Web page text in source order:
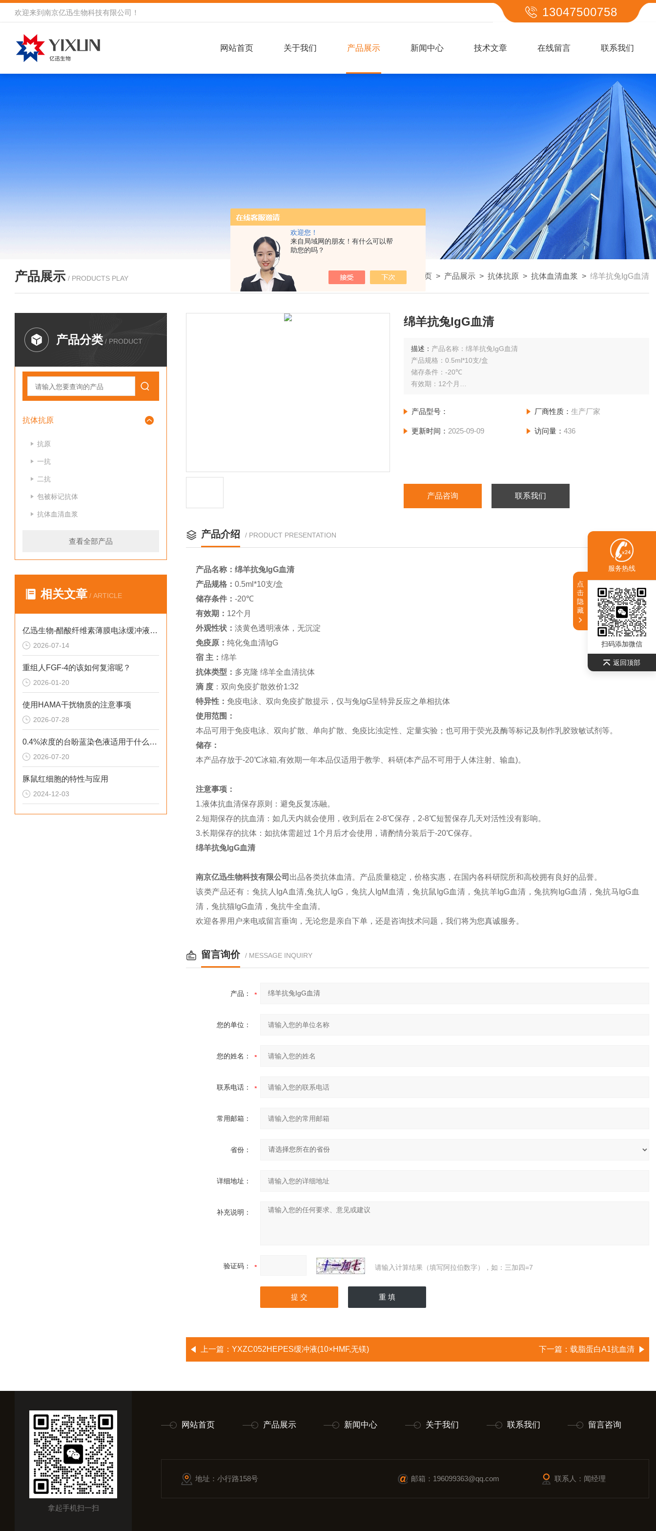
欢迎您！
来自局域网的朋友！有什么可以帮
助您的吗？
欢迎来到 南京亿迅生物科技有限公司 ！ 13047500758
网站首页 关于我们 产品展示 新闻中心 技术文章 在线留言 联系我们
产品展示 / PRODUCTS PLAY 我的位置： 首页 > 产品展示 > 抗体抗原 > 抗体血清血浆 > 绵羊抗兔IgG血清
产品分类 / PRODUCT
抗体抗原
抗原
一抗
二抗
包被标记抗体
抗体血清血浆
查看全部产品
相关文章 / ARTICLE
亿迅生物-醋酸纤维素薄膜电泳缓冲液有什么特点呢？
2026-07-14
重组人FGF-4的该如何复溶呢？
2026-01-20
使用HAMA干扰物质的注意事项
2026-07-28
0.4%浓度的台盼蓝染色液适用于什么细胞染色呢？
2026-07-20
豚鼠红细胞的特性与应用
2024-12-03
绵羊抗兔IgG血清
描述： 产品名称：绵羊抗兔IgG血清
产品规格：0.5ml*10支/盒
储存条件：-20℃
有效期：12个月
产品型号： 厂商性质： 生产厂家
更新时间： 2025-09-09 访问量： 436
产品咨询 联系我们
产品介绍 / PRODUCT PRESENTATION
产品名称： 绵羊抗兔IgG血清
产品规格： 0.5ml*10支/盒
储存条件： -20℃
有效期： 12个月
外观性状： 淡黄色透明液体，无沉淀
免疫原： 纯化兔血清IgG
宿 主： 绵羊
抗体类型： 多克隆 绵羊全血清抗体
滴 度 ：双向免疫扩散效价1:32
特异性： 免疫电泳、双向免疫扩散提示，仅与兔IgG呈特异反应之单相抗体
使用范围：
本品可用于免疫电泳、双向扩散、单向扩散、免疫比浊定性、定量实验； 也可用于荧光及酶等标记及制作乳胶致敏试剂等。
储存：
本产品存放于-20℃冰箱,有效期一年本品仅适用于教学、科研(本产品不可用于人体注射、输血)。
注意事项：
1.液体抗血清保存原则：避免反复冻融。
2.短期保存的抗血清：如几天内就会使用，收到后在 2-8℃保存，2-8℃短暂保存几天对活性没有影响。
3.长期保存的抗体：如抗体需超过 1个月后才会使用，请酌情分装后于-20℃保存。
绵羊抗兔IgG血清
南京亿迅生物科技有限公司 出品各类抗体血清。产品质量稳定，价格实惠，在国内各科研院所和高校拥有良好的品誉。
该类产品还有：兔抗人IgA血清,兔抗人IgG，兔抗人IgM血清，兔抗鼠IgG血清，兔抗羊IgG血清，兔抗狗IgG血清，兔抗马IgG血
清，兔抗猫IgG血清，兔抗牛全血清。
欢迎各界用户来电或留言垂询，无论您是亲自下单，还是咨询技术问题，我们将为您真诚服务。
留言询价 / MESSAGE INQUIRY
产品：
您的单位：
您的姓名：
联系电话：
常用邮箱：
省份：
详细地址：
补充说明：
验证码： 请输入计算结果（填写阿拉伯数字），如：三加四=7
上一篇： YXZC052HEPES缓冲液(10×HMF,无镁) 下一篇： 载脂蛋白A1抗血清
拿起手机扫一扫
网站首页 产品展示 新闻中心 关于我们 联系我们 留言咨询
地址：小行路158号 邮箱：196099363@qq.com 联系人：闻经理
服务热线
扫码添加微信
返回顶部
点
击
隐
藏